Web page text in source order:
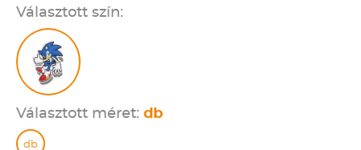
Választott szín:
Választott méret: db
db